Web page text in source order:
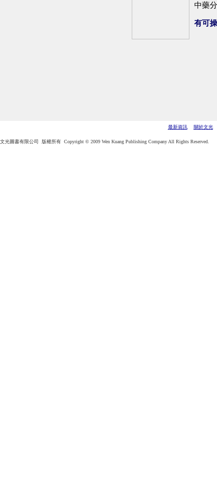
中藥
有可
最新資訊 關於文光
文光圖書有限公司 版權所有 Copyright © 2009 Wen Kuang Publishing Company All Rights Reserved.